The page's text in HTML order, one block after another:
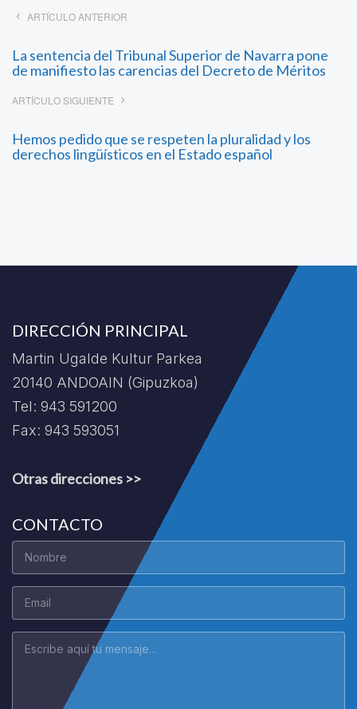
ARTÍCULO ANTERIOR
La sentencia del Tribunal Superior de Navarra pone
de manifiesto las carencias del Decreto de Méritos
ARTÍCULO SIGUIENTE
Hemos pedido que se respeten la pluralidad y los
derechos lingüísticos en el Estado español
DIRECCIÓN PRINCIPAL
Martin Ugalde Kultur Parkea
20140 ANDOAIN (Gipuzkoa)
Tel: 943 591200
Fax: 943 593051
Otras direcciones >>
CONTACTO